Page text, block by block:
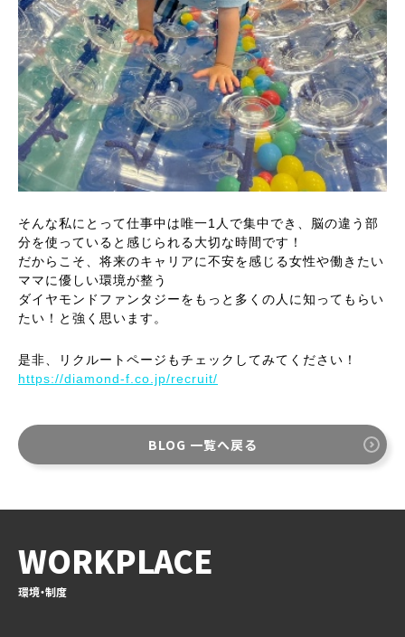
そんな私にとって仕事中は唯一1人で集中でき、脳の違う部
分を使っていると感じられる大切な時間です！
だからこそ、将来のキャリアに不安を感じる女性や働きたい
ママに優しい環境が整う
ダイヤモンドファンタジーをもっと多くの人に知ってもらい
たい！と強く思います。
是非、リクルートページもチェックしてみてください！
https://diamond-f.co.jp/recruit/
BLOG 一覧へ戻る
WORKPLACE
環境・制度